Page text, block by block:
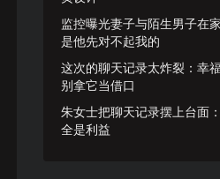
监控曝光妻子与陌生男子在
是他先对不起我的
这次的聊天记录太炸裂：幸
别拿它当借口
朱女士把聊天记录摆上台面
全是利益